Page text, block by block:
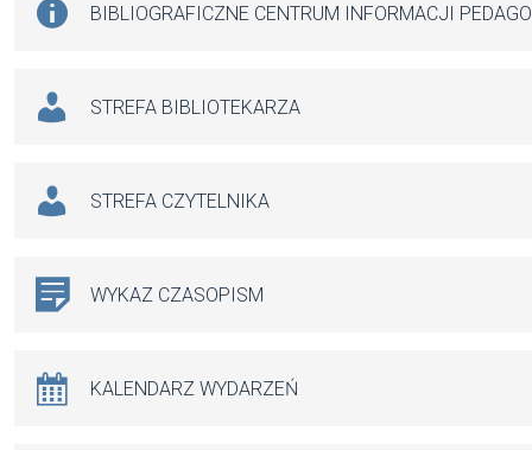
BIBLIOGRAFICZNE CENTRUM INFORMACJI
STREFA BIBLIOTEKARZA
STREFA CZYTELNIKA
WYKAZ CZASOPISM
KALENDARZ WYDARZEŃ